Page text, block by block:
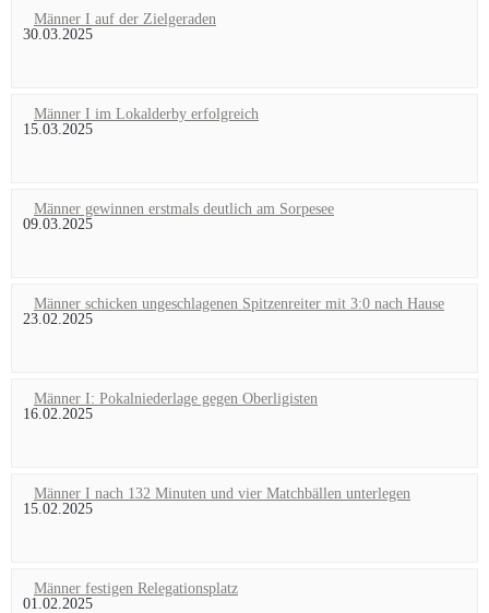
Männer I auf der Zielgeraden
30.03.2025
Männer I im Lokalderby erfolgreich
15.03.2025
Männer gewinnen erstmals deutlich am Sorpesee
09.03.2025
Männer schicken ungeschlagenen Spitzenreiter mit 3:0 nach Hause
23.02.2025
Männer I: Pokalniederlage gegen Oberligisten
16.02.2025
Männer I nach 132 Minuten und vier Matchbällen unterlegen
15.02.2025
Männer festigen Relegationsplatz
01.02.2025